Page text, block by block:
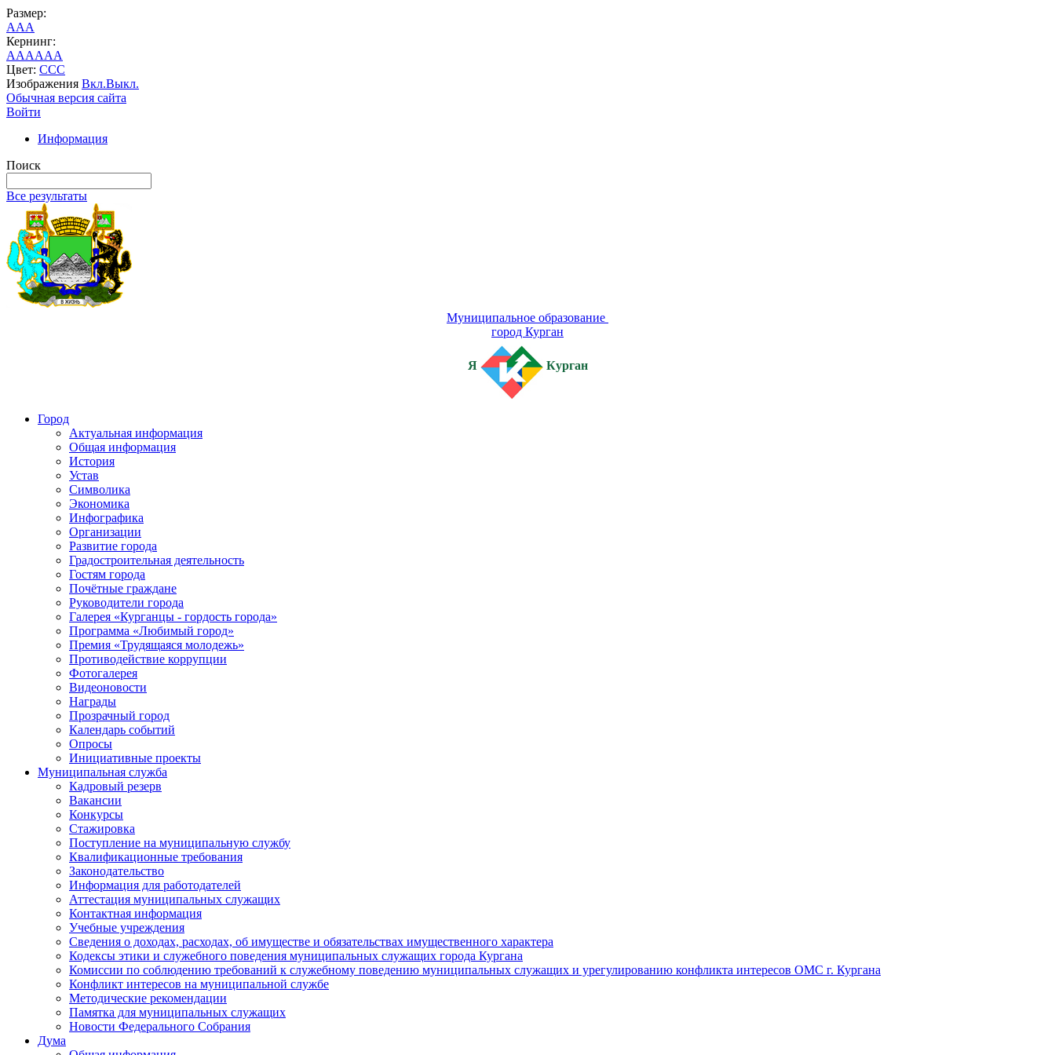
Размер:
AAA
Кернинг:
AAAAAA
Цвет: CCC
Изображения Вкл.Выкл.
Обычная версия сайта
Войти
Информация
Поиск
Все результаты
Муниципальное образование
город Курган
Я Курган
Город
Актуальная информация
Общая информация
История
Устав
Символика
Экономика
Инфографика
Организации
Развитие города
Градостроительная деятельность
Гостям города
Почётные граждане
Руководители города
Галерея «Курганцы - гордость города»
Программа «Любимый город»
Премия «Трудящаяся молодежь»
Противодействие коррупции
Фотогалерея
Видеоновости
Награды
Прозрачный город
Календарь событий
Опросы
Инициативные проекты
Муниципальная служба
Кадровый резерв
Вакансии
Конкурсы
Стажировка
Поступление на муниципальную службу
Квалификационные требования
Законодательство
Информация для работодателей
Аттестация муниципальных служащих
Контактная информация
Учебные учреждения
Сведения о доходах, расходах, об имуществе и обязательствах имущественного характера
Кодексы этики и служебного поведения муниципальных служащих города Кургана
Комиссии по соблюдению требований к служебному поведению муниципальных служащих и урегулированию конфликта интересов ОМС г. Кургана
Конфликт интересов на муниципальной службе
Методические рекомендации
Памятка для муниципальных служащих
Новости Федерального Cобрания
Дума